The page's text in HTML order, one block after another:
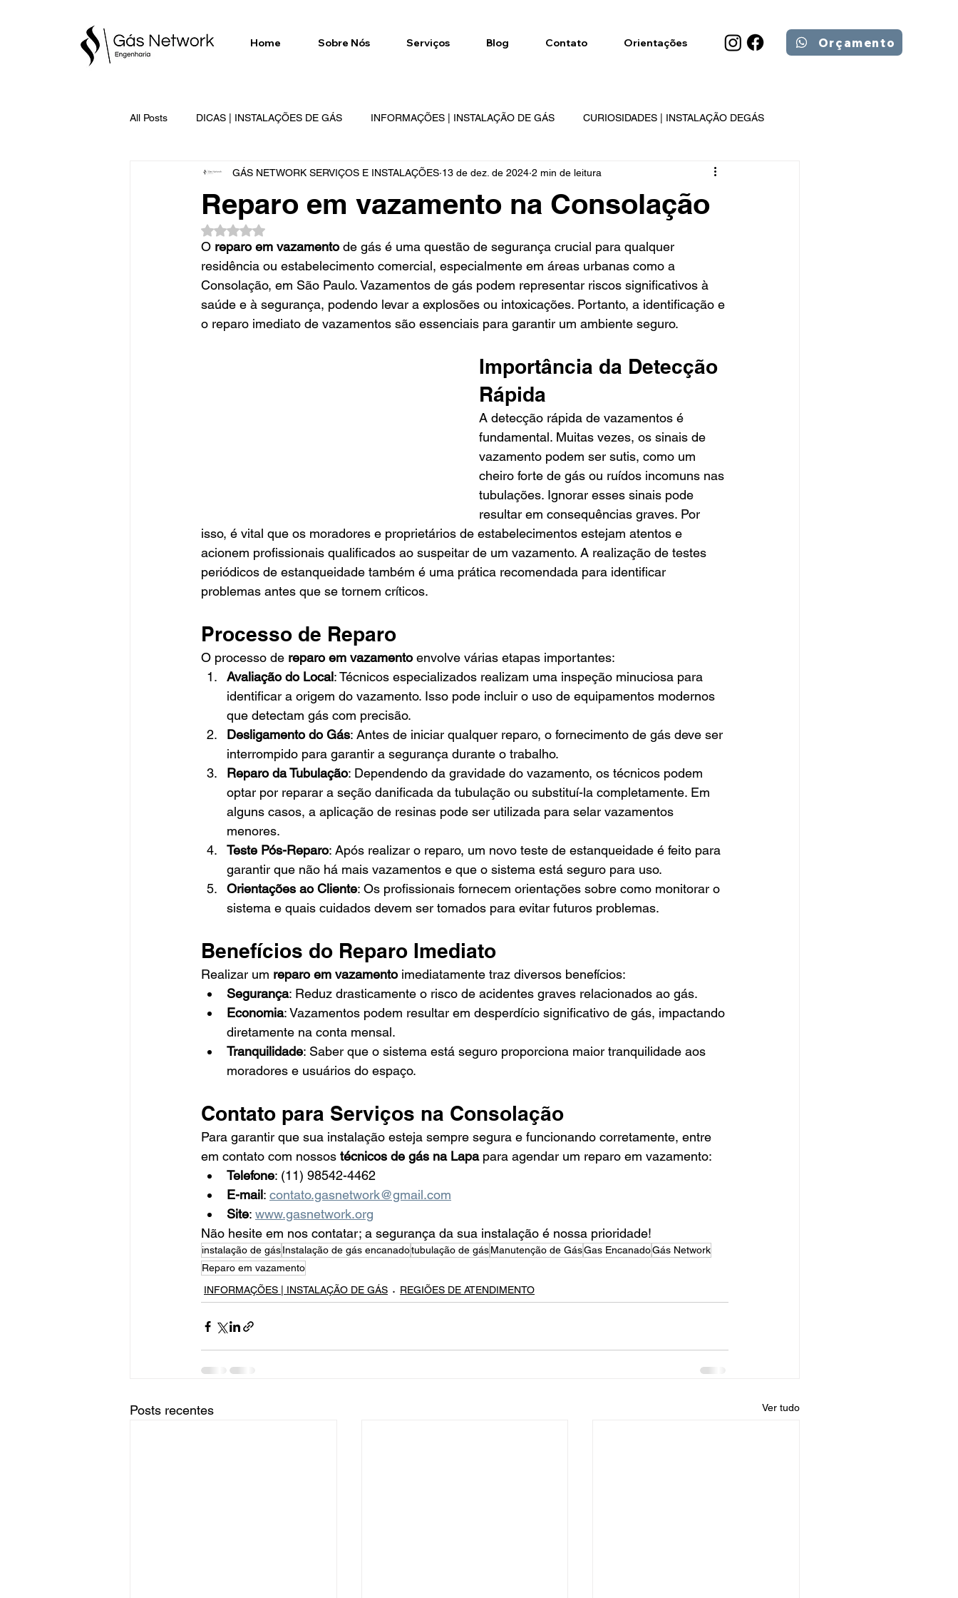
Home Sobre Nós Serviços Blog Contato Orientações Orçamento
All Posts DICAS | INSTALAÇÕES DE GÁS INFORMAÇÕES | INSTALAÇÃO DE GÁS CURIOSIDADES | INSTALAÇÃO DEGÁS
SERVIÇOS EXECUTADOS | GÁS NETWORK GÁS NETWORK REGIÕES DE ATENDIMENTO
Reparo em vazamento na Consolação
GÁS NETWORK SERVIÇOS E INSTALAÇÕES 13 de dez. de 2024 2 min de leitura
Avaliado com NaN de 5 estrelas.
O reparo em vazamento de gás é uma questão de segurança crucial para qualquer
residência ou estabelecimento comercial, especialmente em áreas urbanas como a
Consolação, em São Paulo. Vazamentos de gás podem representar riscos significativos à
saúde e à segurança, podendo levar a explosões ou intoxicações. Portanto, a identificação e
o reparo imediato de vazamentos são essenciais para garantir um ambiente seguro.
Importância da Detecção
Rápida
A detecção rápida de vazamentos é
fundamental. Muitas vezes, os sinais de
vazamento podem ser sutis, como um
cheiro forte de gás ou ruídos incomuns nas
tubulações. Ignorar esses sinais pode
resultar em consequências graves. Por
isso, é vital que os moradores e proprietários de estabelecimentos estejam atentos e
acionem profissionais qualificados ao suspeitar de um vazamento. A realização de testes
periódicos de estanqueidade também é uma prática recomendada para identificar
problemas antes que se tornem críticos.
Processo de Reparo
O processo de reparo em vazamento envolve várias etapas importantes:
Avaliação do Local: Técnicos especializados realizam uma inspeção minuciosa para
identificar a origem do vazamento. Isso pode incluir o uso de equipamentos modernos
que detectam gás com precisão.
Desligamento do Gás: Antes de iniciar qualquer reparo, o fornecimento de gás deve ser
interrompido para garantir a segurança durante o trabalho.
Reparo da Tubulação: Dependendo da gravidade do vazamento, os técnicos podem
optar por reparar a seção danificada da tubulação ou substituí-la completamente. Em
alguns casos, a aplicação de resinas pode ser utilizada para selar vazamentos
menores.
Teste Pós-Reparo: Após realizar o reparo, um novo teste de estanqueidade é feito para
garantir que não há mais vazamentos e que o sistema está seguro para uso.
Orientações ao Cliente: Os profissionais fornecem orientações sobre como monitorar o
sistema e quais cuidados devem ser tomados para evitar futuros problemas.
Benefícios do Reparo Imediato
Realizar um reparo em vazamento imediatamente traz diversos benefícios:
Segurança: Reduz drasticamente o risco de acidentes graves relacionados ao gás.
Economia: Vazamentos podem resultar em desperdício significativo de gás, impactando
diretamente na conta mensal.
Tranquilidade: Saber que o sistema está seguro proporciona maior tranquilidade aos
moradores e usuários do espaço.
Contato para Serviços na Consolação
Para garantir que sua instalação esteja sempre segura e funcionando corretamente, entre
em contato com nossos técnicos de gás na Lapa para agendar um reparo em vazamento:
Telefone: (11) 98542-4462
E-mail: contato.gasnetwork@gmail.com
Site: www.gasnetwork.org
Não hesite em nos contatar; a segurança da sua instalação é nossa prioridade!
instalação de gásInstalação de gás encanadotubulação de gásManutenção de GásGas EncanadoGás Network
Reparo em vazamento
INFORMAÇÕES | INSTALAÇÃO DE GÁS
REGIÕES DE ATENDIMENTO
Posts recentes Ver tudo